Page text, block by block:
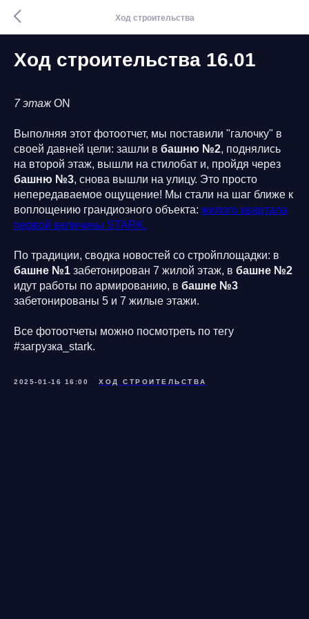
Ход строительства
Ход строительства 16.01
7 этажON
Выполняя этот фотоотчет, мы поставили "галочку" в
своей давней цели: зашли в башню №2, поднялись
на второй этаж, вышли на стилобат и, пройдя через
башню №3, снова вышли на улицу. Это просто
непередаваемое ощущение! Мы стали на шаг ближе к
воплощению грандиозного объекта: жилого квартала
первой величины STARK.
По традиции, сводка новостей со стройплощадки: в
башне №1 забетонирован 7 жилой этаж, в башне №2
идут работы по армированию, в башне №3
забетонированы 5 и 7 жилые этажи.
Все фотоотчеты можно посмотреть по тегу
#загрузка_stark.
2025-01-16 16:00 ХОД СТРОИТЕЛЬСТВА